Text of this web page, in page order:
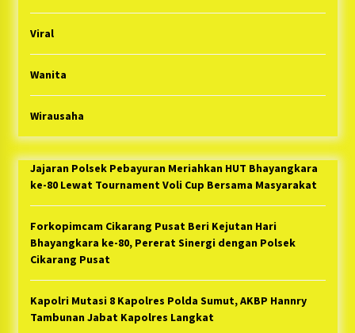
Viral
Wanita
Wirausaha
Jajaran Polsek Pebayuran Meriahkan HUT Bhayangkara
ke-80 Lewat Tournament Voli Cup Bersama Masyarakat
Forkopimcam Cikarang Pusat Beri Kejutan Hari
Bhayangkara ke-80, Pererat Sinergi dengan Polsek
Cikarang Pusat
Kapolri Mutasi 8 Kapolres Polda Sumut, AKBP Hannry
Tambunan Jabat Kapolres Langkat